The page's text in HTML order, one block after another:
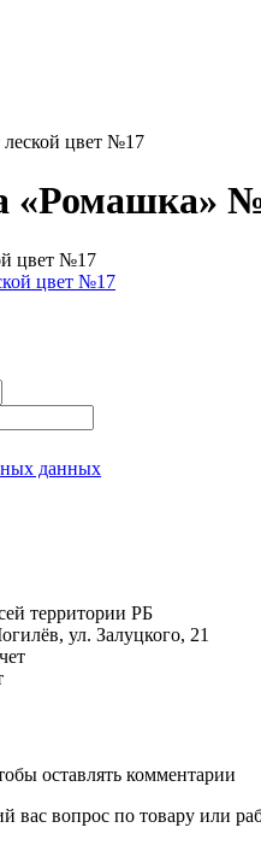
цвет №17
«Ромашка»
цвет №17
данных
территории РБ
ул. Залуцкого, 21
оставлять комментарии
вопрос по товару или